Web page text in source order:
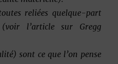
reliées quelque-part
l’article sur Gregg
sont ce que l’on pense